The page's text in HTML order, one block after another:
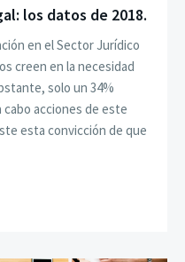
los datos de 2018.
en el Sector Jurídico
creen en la necesidad
solo un 34%
acciones de este
esta convicción de que